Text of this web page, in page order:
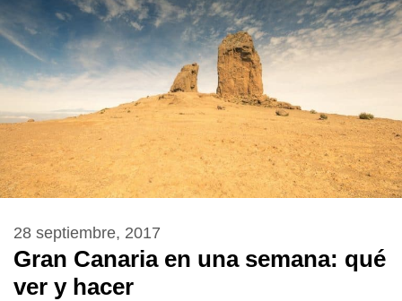
Gran Canaria en una semana: qué
ver y hacer
28 septiembre, 2017